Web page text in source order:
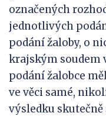
označených
jednotlivých
podání žaloby, o
krajským soudem
podání žalobce
ve věci samé,
výsledku